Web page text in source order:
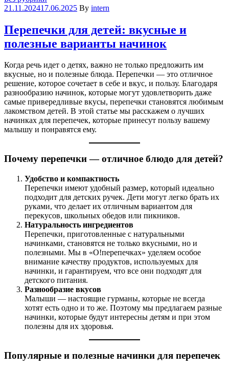
21.11.202417.06.2025 By intern
Перепечки для детей: вкусные и
полезные варианты начинок
Когда речь идет о детях, важно не только предложить им
вкусные, но и полезные блюда. Перепечки — это отличное
решение, которое сочетает в себе и вкус, и пользу. Благодаря
разнообразию начинок, которые могут удовлетворить даже
самые привередливые вкусы, перепечки становятся любимым
лакомством детей. В этой статье мы расскажем о лучших
начинках для перепечек, которые принесут пользу вашему
малышу и понравятся ему.
Почему перепечки — отличное блюдо для детей?
Удобство и компактность
Перепечки имеют удобный размер, который идеально
подходит для детских ручек. Дети могут легко брать их
руками, что делает их отличным вариантом для
перекусов, школьных обедов или пикников.
Натуральность ингредиентов
Перепечки, приготовленные с натуральными
начинками, становятся не только вкусными, но и
полезными. Мы в «О!перепечках» уделяем особое
внимание качеству продуктов, используемых для
начинки, и гарантируем, что все они подходят для
детского питания.
Разнообразие вкусов
Малыши — настоящие гурманы, которые не всегда
хотят есть одно и то же. Поэтому мы предлагаем разные
начинки, которые будут интересны детям и при этом
полезны для их здоровья.
Популярные и полезные начинки для перепечек